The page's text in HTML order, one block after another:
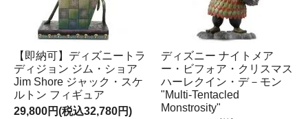
【即納可】ディズニートラ
ディジョン ジム・ショア
Jim Shore ジャック・スケ
ルトン フィギュア
29,800円(税込32,780円)
ディズニー ナイトメア
ー・ビフォア・クリスマス
ハーレクイン・デ－モン
"Multi-Tentacled
Monstrosity"